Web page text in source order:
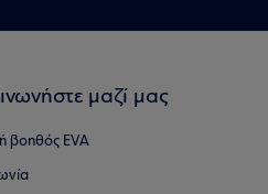
μαζί μας
βοηθός EVA